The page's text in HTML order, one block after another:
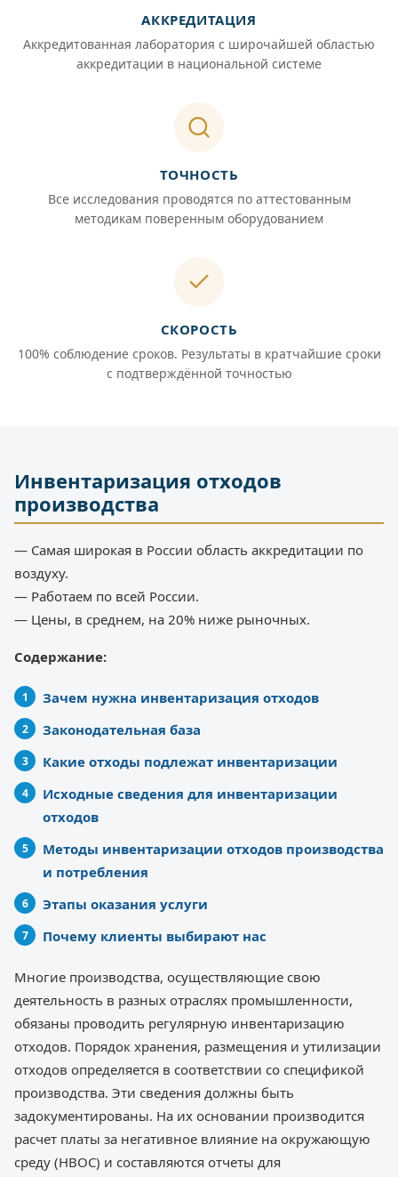
АККРЕДИТАЦИЯ
Аккредитованная лаборатория с широчайшей областью
аккредитации в национальной системе
ТОЧНОСТЬ
Все исследования проводятся по аттестованным
методикам поверенным оборудованием
СКОРОСТЬ
100% соблюдение сроков. Результаты в кратчайшие сроки
с подтверждённой точностью
Инвентаризация отходов
производства
— Самая широкая в России область аккредитации по
воздуху.
— Работаем по всей России.
— Цены, в среднем, на 20% ниже рыночных.
Содержание:
Зачем нужна инвентаризация отходов
Законодательная база
Какие отходы подлежат инвентаризации
Исходные сведения для инвентаризации
отходов
Методы инвентаризации отходов производства
и потребления
Этапы оказания услуги
Почему клиенты выбирают нас
Многие производства, осуществляющие свою
деятельность в разных отраслях промышленности,
обязаны проводить регулярную инвентаризацию
отходов. Порядок хранения, размещения и утилизации
отходов определяется в соответствии со спецификой
производства. Эти сведения должны быть
задокументированы. На их основании производится
расчет платы за негативное влияние на окружающую
среду (НВОС) и составляются отчеты для